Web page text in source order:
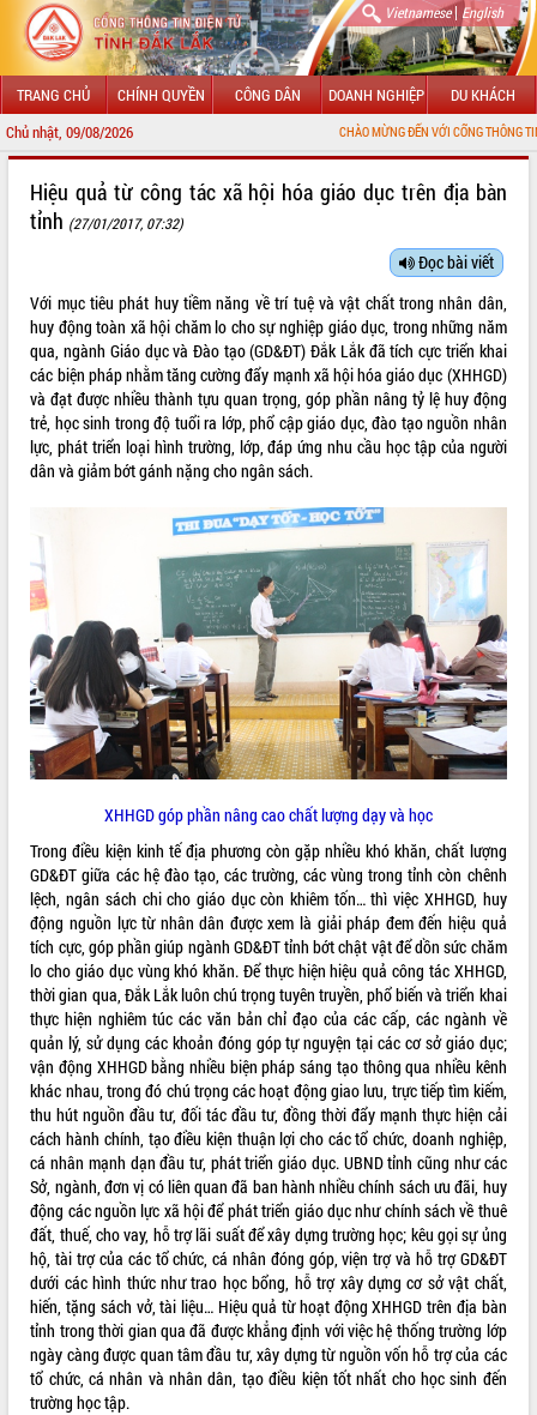
Vietnamese| English
TRANG CHỦ CHÍNH QUYỀN CÔNG DÂN DOANH NGHIỆP DU KHÁCH
Chủ nhật, 09/08/2026 CHÀO MỪNG ĐẾN VỚI CỔNG THÔNG TIN ĐIỆN TỬ TỈNH
LÃNH ĐẠO UBND TỈNH
SỞ, BAN, NGÀNH
UBND CÁC XÃ, PHƯỜNG
THÔNG TIN CHỈ ĐẠO ĐIỀU HÀNH
HỆ THỐNG VĂN BẢN
ĐIỂM TIN VĂN BẢN
QUY HOẠCH - KẾ HOẠCH
VIDEO
Không có file video nào để phát.
ALBUM ẢNH
Hiệu quả từ công tác xã hội hóa giáo dục trên địa bàn
tỉnh (27/01/2017, 07:32)
Đọc bài viết
Với mục tiêu phát huy tiềm năng về trí tuệ và vật chất trong nhân dân,
huy động toàn xã hội chăm lo cho sự nghiệp giáo dục, trong những năm
qua, ngành Giáo dục và Đào tạo (GD&ĐT) Đắk Lắk đã tích cực triển khai
các biện pháp nhằm tăng cường đẩy mạnh xã hội hóa giáo dục (XHHGD)
và đạt được nhiều thành tựu quan trọng, góp phần nâng tỷ lệ huy động
trẻ, học sinh trong độ tuổi ra lớp, phổ cập giáo dục, đào tạo nguồn nhân
lực, phát triển loại hình trường, lớp, đáp ứng nhu cầu học tập của người
dân và giảm bớt gánh nặng cho ngân sách.
XHHGD góp phần nâng cao chất lượng dạy và học
Trong điều kiện kinh tế địa phương còn gặp nhiều khó khăn, chất lượng
GD&ĐT giữa các hệ đào tạo, các trường, các vùng trong tỉnh còn chênh
lệch, ngân sách chi cho giáo dục còn khiêm tốn… thì việc XHHGD, huy
động nguồn lực từ nhân dân được xem là giải pháp đem đến hiệu quả
tích cực, góp phần giúp ngành GD&ĐT tỉnh bớt chật vật để dồn sức chăm
lo cho giáo dục vùng khó khăn. Để thực hiện hiệu quả công tác XHHGD,
thời gian qua, Đắk Lắk luôn chú trọng tuyên truyền, phổ biến và triển khai
thực hiện nghiêm túc các văn bản chỉ đạo của các cấp, các ngành về
quản lý, sử dụng các khoản đóng góp tự nguyện tại các cơ sở giáo dục;
vận động XHHGD bằng nhiều biện pháp sáng tạo thông qua nhiều kênh
khác nhau, trong đó chú trọng các hoạt động giao lưu, trực tiếp tìm kiếm,
thu hút nguồn đầu tư, đối tác đầu tư, đồng thời đẩy mạnh thực hiện cải
cách hành chính, tạo điều kiện thuận lợi cho các tổ chức, doanh nghiệp,
cá nhân mạnh dạn đầu tư, phát triển giáo dục. UBND tỉnh cũng như các
Sở, ngành, đơn vị có liên quan đã ban hành nhiều chính sách ưu đãi, huy
động các nguồn lực xã hội để phát triển giáo dục như chính sách về thuê
đất, thuế, cho vay, hỗ trợ lãi suất để xây dựng trường học; kêu gọi sự ủng
hộ, tài trợ của các tổ chức, cá nhân đóng góp, viện trợ và hỗ trợ GD&ĐT
dưới các hình thức như trao học bổng, hỗ trợ xây dựng cơ sở vật chất,
hiến, tặng sách vở, tài liệu… Hiệu quả từ hoạt động XHHGD trên địa bàn
tỉnh trong thời gian qua đã được khẳng định với việc hệ thống trường lớp
ngày càng được quan tâm đầu tư, xây dựng từ nguồn vốn hỗ trợ của các
tổ chức, cá nhân và nhân dân, tạo điều kiện tốt nhất cho học sinh đến
trường học tập.